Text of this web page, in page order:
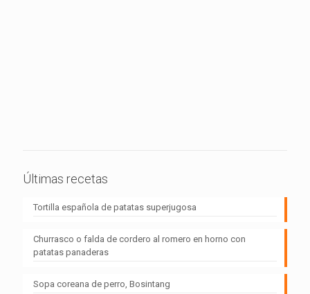
Últimas recetas
Tortilla española de patatas superjugosa
Churrasco o falda de cordero al romero en horno con
patatas panaderas
Sopa coreana de perro, Bosintang